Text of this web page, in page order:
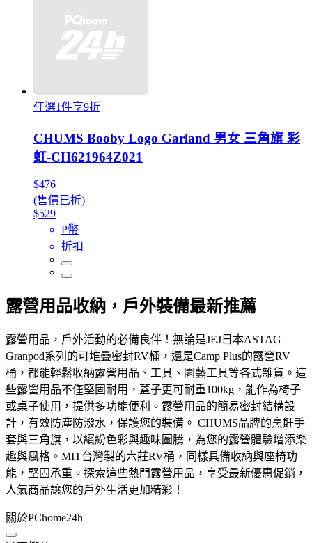
任選1件享9折
CHUMS Booby Logo Garland 男女 三角旗 彩
虹-CH621964Z021
$476
(售價已折)
$529
P幣
折扣
露營用品收納，戶外裝備最新推薦
露營用品，戶外活動的必備良伴！無論是JEJ日本ASTAG
Granpod系列的可堆疊密封RV桶，還是Camp Plus的露營RV
桶，都能輕鬆收納露營用品、工具、園藝工具等各式雜貨。這
些露營用品不僅堅固耐用，蓋子更可耐重100kg，能作為椅子
或桌子使用，提供多功能便利。露營用品的簡易密封結構設
計，有效防塵防潑水，保護您的裝備。 CHUMS品牌的烹飪手
套與三角旗，以繽紛色彩與趣味圖騰，為您的露營體驗增添樂
趣與風格。MIT台灣製的六莊RV桶，同樣具備收納與座椅功
能，堅固承重。探索這些熱門露營用品，享受最新優惠促銷，
人氣商品讓您的戶外生活更加精彩！
關於PChome24h